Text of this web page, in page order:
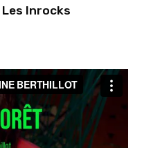
Les Inrocks